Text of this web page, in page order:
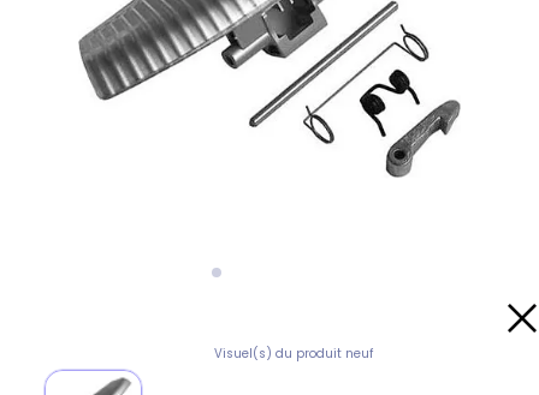
Visuel(s) du produit neuf